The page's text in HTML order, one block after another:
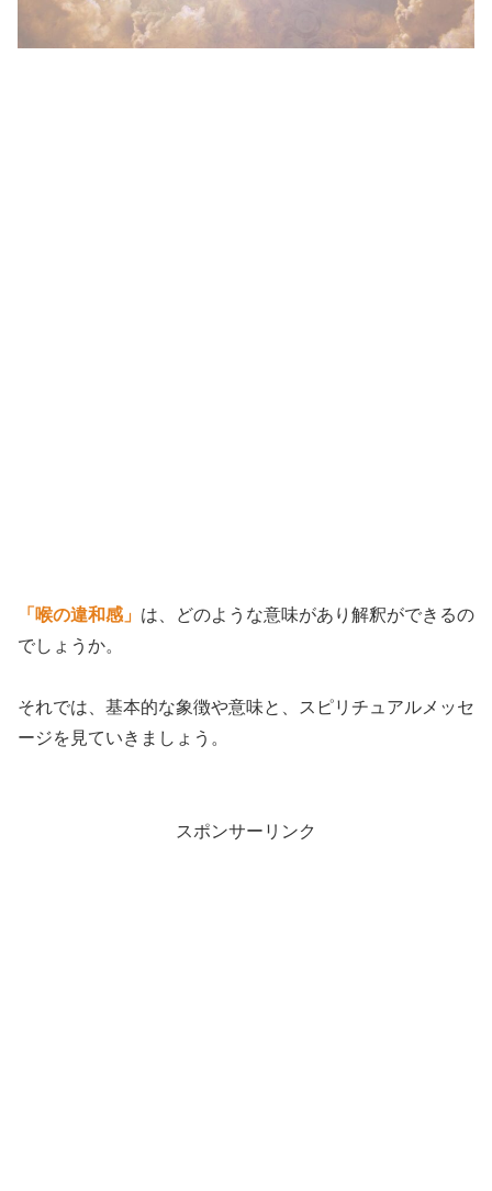
「喉の違和感」 は、どのような意味があり解釈ができるの
でしょうか。
それでは、基本的な象徴や意味と、スピリチュアルメッセ
ージを見ていきましょう。
スポンサーリンク